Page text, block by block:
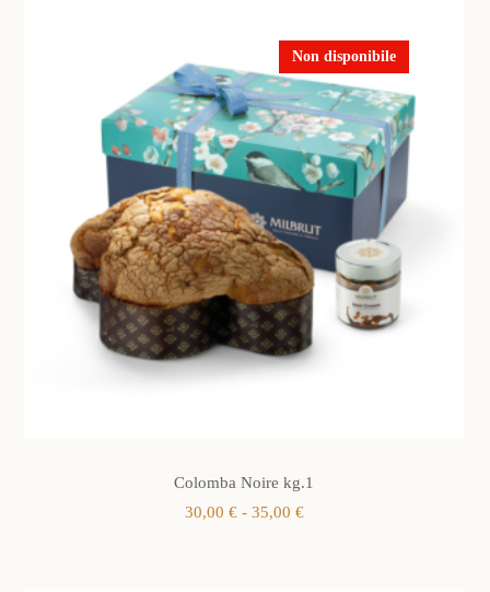
Colomba Noire kg.1
30,00 € - 35,00 €Fascia
Non disponibile